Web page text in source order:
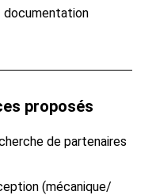
proposés​
de partenaires
(mécanique/